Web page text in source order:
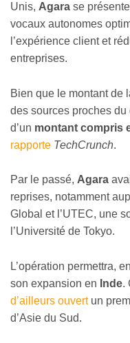
Unis, Agara se
vocaux autonomes
l’expérience client et
entreprises.
Bien que le montant de
des sources proches du
d’un montant compris
rapporte TechCrunch.
Par le passé, Agara
reprises, notamment
Global et l’UTEC, une
l’Université de Tokyo.
L’opération permettra,
son expansion en Inde.
d’ailleurs ouvertun
d’Asie du Sud.